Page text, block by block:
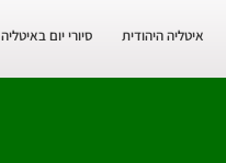
איטליה היהודית סיורי יום באיטליה